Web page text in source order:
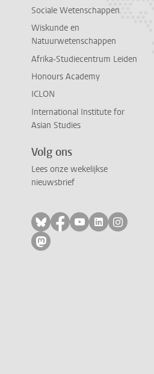
Sociale Wetenschappen
Wiskunde en
Natuurwetenschappen
Afrika-Studiecentrum Leiden
Honours Academy
ICLON
International Institute for
Asian Studies
Volg ons
Lees onze wekelijkse
nieuwsbrief
Volg ons op bluesky
Volg ons op
Volg ons op
Volg ons
Volg
Volg ons op mastodon